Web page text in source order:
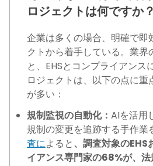
ロジェクトは何ですか？
企業は多くの場合、明確で即
クトから着手している。業界
と、EHSとコンプライアンス
ロジェクトは、以下の点に重
が多い：
規制監視の自動化： AIを活用
規制の変更を追跡する手作業
査によると、調査対象のEHS
イアンス専門家の68%が、